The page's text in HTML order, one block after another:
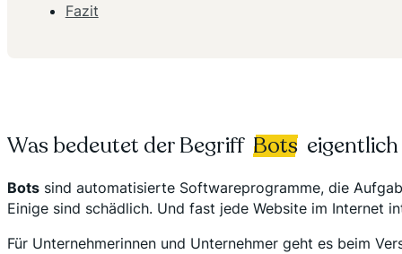
Was bedeutet der Begriff Bots
Bots sind automatisierte Softwareprogramme, die
Einige sind schädlich. Und fast jede Website im Internet
Für Unternehmerinnen und Unternehmer geht es beim
Fazit